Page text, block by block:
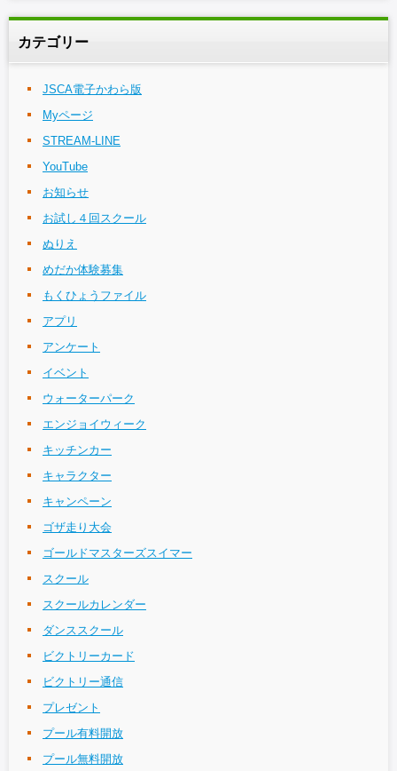
カテゴリー
JSCA電子かわら版
Myページ
STREAM-LINE
YouTube
お知らせ
お試し４回スクール
ぬりえ
めだか体験募集
もくひょうファイル
アプリ
アンケート
イベント
ウォーターパーク
エンジョイウィーク
キッチンカー
キャラクター
キャンペーン
ゴザ走り大会
ゴールドマスターズスイマー
スクール
スクールカレンダー
ダンススクール
ビクトリーカード
ビクトリー通信
プレゼント
プール有料開放
プール無料開放